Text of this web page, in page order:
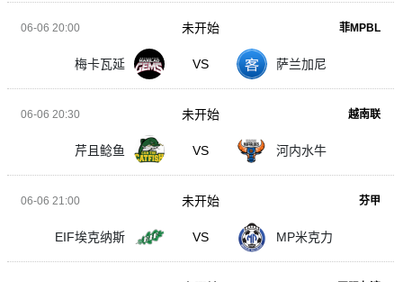
06-06 20:00 菲MPBL
梅卡瓦延 VS 萨兰加尼
未开始
06-06 20:30 越南联
芹且鲶鱼 VS 河内水牛
未开始
06-06 21:00 芬甲
EIF埃克纳斯 VS MP米克力
未开始